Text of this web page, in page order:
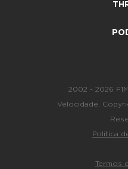
2002 - 2026
Velocidade.
Política
Termos